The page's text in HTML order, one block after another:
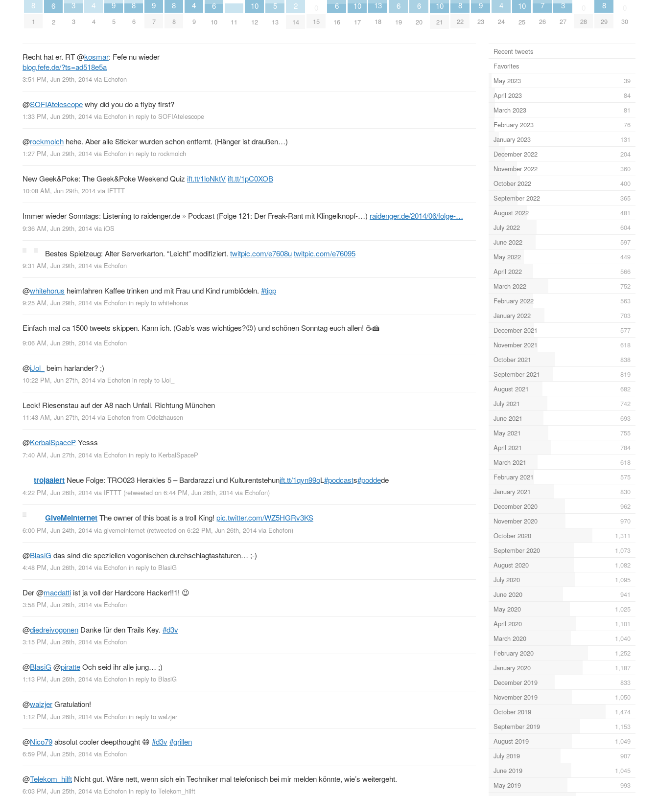
8
1
6
2
3
3
4
4
9
5
8
6
9
7
8
8
4
9
6
10 11
10
12
5
13
2
14 15
6
16
10
17
13
18
6
19
6
20
10
21
8
22
9
23
4
24
10
25
7
26
3
27 28
8
29 30
Recht hat er. RT@kosmar: Fefe nu wieder
blog.fefe.de/?ts=ad518e5a
3:51 PM, Jun 29th, 2014 via Echofon
@SOFIAtelescopewhy did you do a flyby first?
1:33 PM, Jun 29th, 2014 via Echofon in reply to SOFIAtelescope
@rockmolch hehe. Aber alle Sticker wurden schon entfernt. (Hänger ist draußen…)
1:27 PM, Jun 29th, 2014 via Echofon in reply to rockmolch
New Geek&Poke: The Geek&Poke Weekend Quiz ift.tt/1loNktV ift.tt/1pC0XOB
10:08 AM, Jun 29th, 2014 via IFTTT
Immer wieder Sonntags: Listening to raidenger.de » Podcast (Folge 121: Der Freak-Rant mit Klingelknopf-…) raidenger.de/2014/06/folge-…
9:36 AM, Jun 29th, 2014 via iOS
Bestes Spielzeug: Alter Serverkarton. “Leicht” modifiziert. twitpic.com/e7608utwitpic.com/e76095
9:31 AM, Jun 29th, 2014 via Echofon
@whitehorus heimfahren Kaffee trinken und mit Frau und Kind rumblödeln. #tipp
9:25 AM, Jun 29th, 2014 via Echofon in reply to whitehorus
Einfach mal ca 1500 tweets skippen. Kann ich. (Gab’s was wichtiges?😉) und schönen Sonntag euch allen! ☕️🍰
9:06 AM, Jun 29th, 2014 via Echofon
@iJol_ beim harlander? ;)
10:22 PM, Jun 27th, 2014 via Echofon in reply to iJol_
Leck! Riesenstau auf der A8 nach Unfall. Richtung München
11:43 AM, Jun 27th, 2014 via Echofon from Odelzhausen
@KerbalSpacePYesss
7:40 AM, Jun 27th, 2014 via Echofon in reply to KerbalSpaceP
trojaalert Neue Folge: TRO023 Herakles 5 – Bardarazzi und Kulturentstehunift.tt/1qyn99oL#podcasts#poddede
4:22 PM, Jun 26th, 2014 via IFTTT (retweeted on 6:44 PM, Jun 26th, 2014 via Echofon)
GiveMeInternetThe owner of this boat is a troll King! pic.twitter.com/WZ5HGRv3KS
6:00 PM, Jun 24th, 2014 via givemeinternet (retweeted on 6:22 PM, Jun 26th, 2014 via Echofon)
@BlasiG das sind die speziellen vogonischen durchschlagtastaturen… ;-)
4:48 PM, Jun 26th, 2014 via Echofon in reply to BlasiG
Der@macdatti ist ja voll der Hardcore Hacker!!1! 😉
3:58 PM, Jun 26th, 2014 via Echofon
@diedreivogonen Danke für den Trails Key. #d3v
3:15 PM, Jun 26th, 2014 via Echofon
@BlasiG @piratteOch seid ihr alle jung… ;)
1:13 PM, Jun 26th, 2014 via Echofon in reply to BlasiG
@walzjerGratulation!
1:12 PM, Jun 26th, 2014 via Echofon in reply to walzjer
@Nico79absolut cooler deepthought 😄 #d3v#grillen
6:59 PM, Jun 25th, 2014 via Echofon
@Telekom_hilft Nicht gut. Wäre nett, wenn sich ein Techniker mal telefonisch bei mir melden könnte, wie’s weitergeht.
6:03 PM, Jun 25th, 2014 via Echofon in reply to Telekom_hilft
Recent tweets
Favorites
May 2023
39
April 2023
84
March 2023
81
February 2023
76
January 2023
131
December 2022
204
November 2022
360
October 2022
400
September 2022
365
August 2022
481
July 2022
604
June 2022
597
May 2022
449
April 2022
566
March 2022
752
February 2022
563
January 2022
703
December 2021
577
November 2021
618
October 2021
838
September 2021
819
August 2021
682
July 2021
742
June 2021
693
May 2021
755
April 2021
784
March 2021
618
February 2021
575
January 2021
830
December 2020
962
November 2020
970
October 2020
1,311
September 2020
1,073
August 2020
1,082
July 2020
1,095
June 2020
941
May 2020
1,025
April 2020
1,101
March 2020
1,040
February 2020
1,252
January 2020
1,187
December 2019
833
November 2019
1,050
October 2019
1,474
September 2019
1,153
August 2019
1,049
July 2019
907
June 2019
1,045
May 2019
993